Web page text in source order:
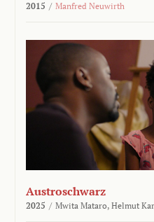
2015 / Manfred Neuwirth
Austroschwarz
2025 / Mwita Mataro, Helmut